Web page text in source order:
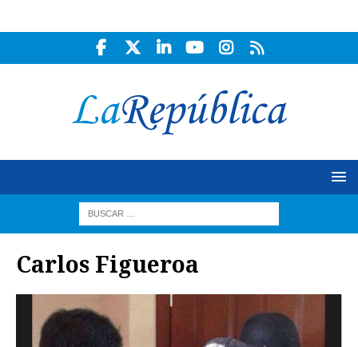
Carlos Figueroa